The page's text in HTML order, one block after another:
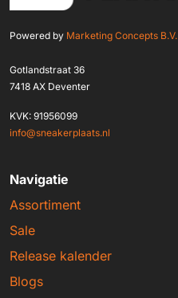
Powered by Marketing Concepts B.V.
Gotlandstraat 36
7418 AX Deventer
KVK: 91956099
info@sneakerplaats.nl
Navigatie
Assortiment
Sale
Release kalender
Blogs